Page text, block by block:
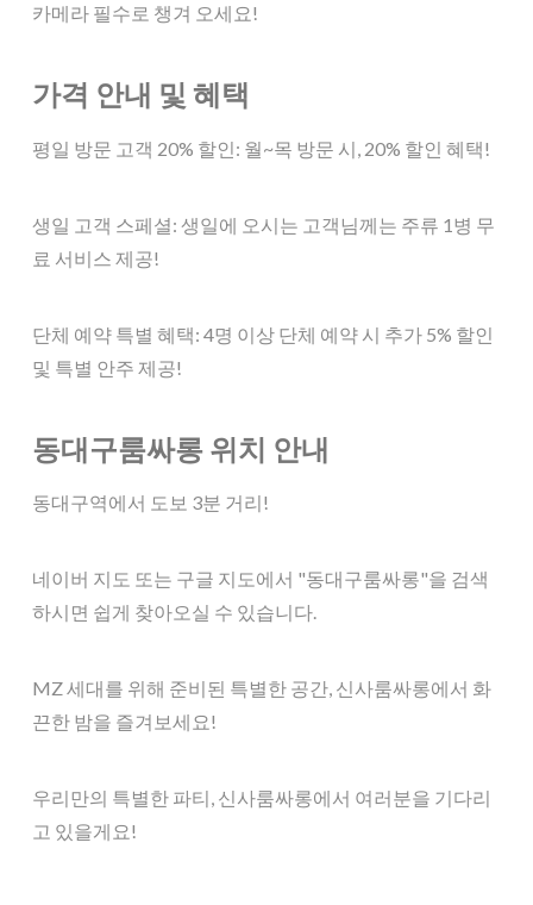
카메라 필수로 챙겨 오세요!
가격 안내 및 혜택
평일 방문 고객 20% 할인: 월~목 방문 시, 20% 할인 혜택!
생일 고객 스페셜: 생일에 오시는 고객님께는 주류 1병 무
료 서비스 제공!
단체 예약 특별 혜택: 4명 이상 단체 예약 시 추가 5% 할인
및 특별 안주 제공!
동대구룸싸롱 위치 안내
동대구역에서 도보 3분 거리!
네이버 지도 또는 구글 지도에서 "동대구룸싸롱"을 검색
하시면 쉽게 찾아오실 수 있습니다.
MZ 세대를 위해 준비된 특별한 공간, 신사룸싸롱에서 화
끈한 밤을 즐겨보세요!
우리만의 특별한 파티, 신사룸싸롱에서 여러분을 기다리
고 있을게요!